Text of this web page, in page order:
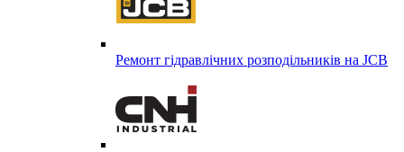
Ремонт гідравлічних розподільників на JCB